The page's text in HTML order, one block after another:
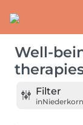
Well-
Filter
inNiederkorn